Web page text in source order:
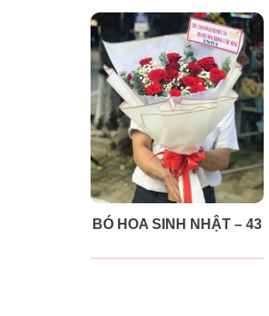
BÓ HOA SINH NHẬT – 43